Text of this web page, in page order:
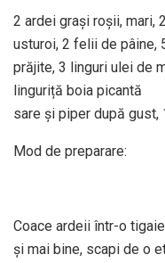
2 ardei grași roșii, mari,
usturoi, 2 felii de pâine,
prăjite, 3 linguri ulei de
linguriță boia picantă
sare și piper după
Mod de preparare:
Coace ardeii într-o
și mai bine, scapi de o